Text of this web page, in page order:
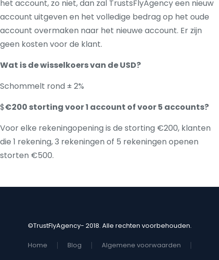
het account, zo niet, dan zal TrustsFlyAgency een nieuw
account uitgeven en het volledige bedrag op het oude
account overmaken naar het nieuwe account. Er zijn
geen kosten voor de klant.
Wat is de wisselkoers van de USD?
Schommelt rond ± 2%
$€200 storting voor 1 account of voor 5 accounts?
Voor elke rekeningopening is de storting €200, klanten
die 1 rekening, 3 rekeningen of 5 rekeningen openen
storten €500.
©TrustFlyAgency- 2018. Alle rechten voorbehouden.
Home Blog Algemene voorwaarden